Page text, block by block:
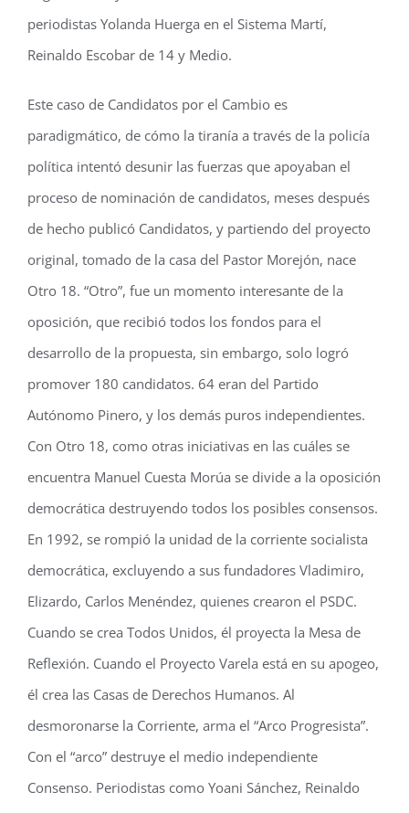
periodistas Yolanda Huerga en el Sistema Martí,
Reinaldo Escobar de 14 y Medio.
Este caso de Candidatos por el Cambio es
paradigmático, de cómo la tiranía a través de la policía
política intentó desunir las fuerzas que apoyaban el
proceso de nominación de candidatos, meses después
de hecho publicó Candidatos, y partiendo del proyecto
original, tomado de la casa del Pastor Morejón, nace
Otro 18. “Otro”, fue un momento interesante de la
oposición, que recibió todos los fondos para el
desarrollo de la propuesta, sin embargo, solo logró
promover 180 candidatos. 64 eran del Partido
Autónomo Pinero, y los demás puros independientes.
Con Otro 18, como otras iniciativas en las cuáles se
encuentra Manuel Cuesta Morúa se divide a la oposición
democrática destruyendo todos los posibles consensos.
En 1992, se rompió la unidad de la corriente socialista
democrática, excluyendo a sus fundadores Vladimiro,
Elizardo, Carlos Menéndez, quienes crearon el PSDC.
Cuando se crea Todos Unidos, él proyecta la Mesa de
Reflexión. Cuando el Proyecto Varela está en su apogeo,
él crea las Casas de Derechos Humanos. Al
desmoronarse la Corriente, arma el “Arco Progresista”.
Con el “arco” destruye el medio independiente
Consenso. Periodistas como Yoani Sánchez, Reinaldo